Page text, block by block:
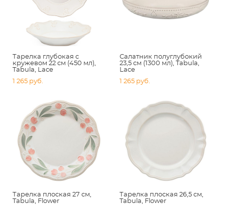
Тарелка глубокая с
кружевом 22 см (450 мл),
Tabula, Lace
1 265 pуб.
Салатник полуглубокий
23,5 см (1300 мл), Tabula,
Lace
1 265 pуб.
Тарелка плоская 27 см,
Tabula, Flower
Тарелка плоская 26,5 см,
Tabula, Flower